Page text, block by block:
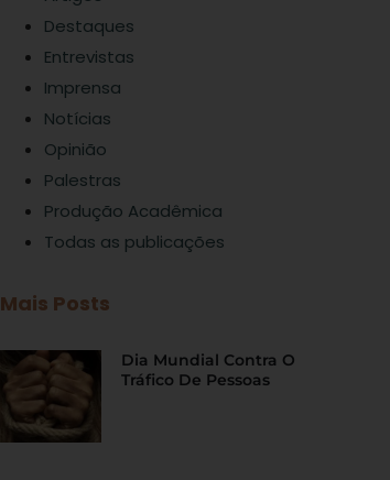
Destaques
Entrevistas
Imprensa
Notícias
Opinião
Palestras
Produção Acadêmica
Todas as publicações
Mais Posts
Dia Mundial Contra O
Tráfico De Pessoas